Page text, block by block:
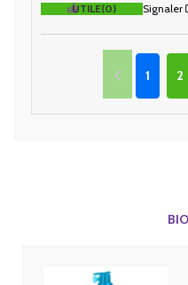
UTILE(0) Signaler
1 2